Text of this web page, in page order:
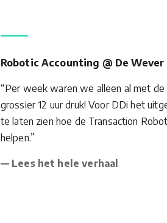
Robotic Accounting @ De
“Per week waren we alleen al met de
grossier 12 uur druk! Voor DDi het
te laten zien hoe de Transaction
helpen.”
— Lees het hele verhaal